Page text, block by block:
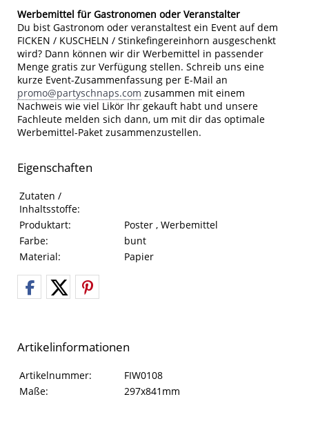
Werbemittel für Gastronomen oder Veranstalter
Du bist Gastronom oder veranstaltest ein Event auf dem
FICKEN / KUSCHELN / Stinkefingereinhorn ausgeschenkt
wird? Dann können wir dir Werbemittel in passender
Menge gratis zur Verfügung stellen. Schreib uns eine
kurze Event-Zusammenfassung per E-Mail an
promo@partyschnaps.com zusammen mit einem
Nachweis wie viel Likör Ihr gekauft habt und unsere
Fachleute melden sich dann, um mit dir das optimale
Werbemittel-Paket zusammenzustellen.
Eigenschaften
Eigenschaften des Produkts
Eigenschaft
Zutaten /
Inhaltsstoffe:
Produktart:
Poster , Werbemittel
Farbe:
bunt
Material:
Papier
Artikelinformationen
Artikelinformationen
Eigenschaft Wert
Artikelnummer:
FIW0108
Maße:
297x841mm